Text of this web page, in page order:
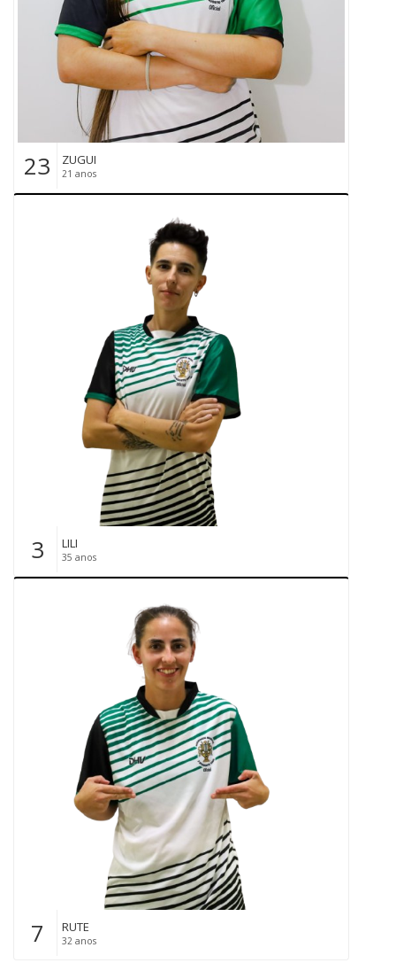
23 ZUGUI
21 anos
3 LILI
35 anos
7 RUTE
32 anos